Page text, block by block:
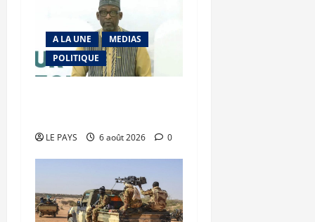
A LA UNE
MEDIAS
POLITIQUE
LE PAYS 6 août 2026 0